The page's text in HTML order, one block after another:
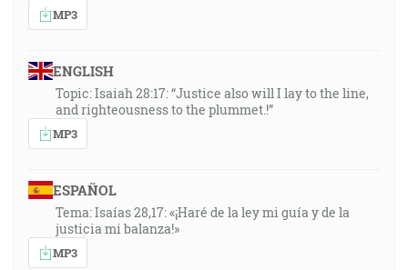
MP3
ENGLISH
Topic: Isaiah 28:17: “Justice also will I lay to the line,
and righteousness to the plummet.!”
MP3
ESPAÑOL
Tema: Isaías 28,17: «¡Haré de la ley mi guía y de la
justicia mi balanza!»
MP3